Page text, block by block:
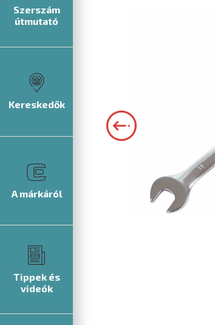
Szerszám
útmutató
Kereskedők
A márkáról
Tippek és
videók